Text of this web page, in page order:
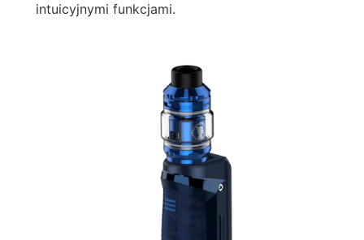
intuicyjnymi funkcjami.